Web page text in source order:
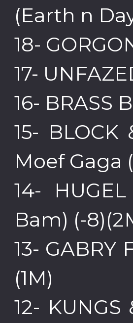
(Earth n
18-
17-
16- BRASS
15- BLOCK
Moef Gaga
14-
Bam) (-
13- GABRY
(1M)
12-